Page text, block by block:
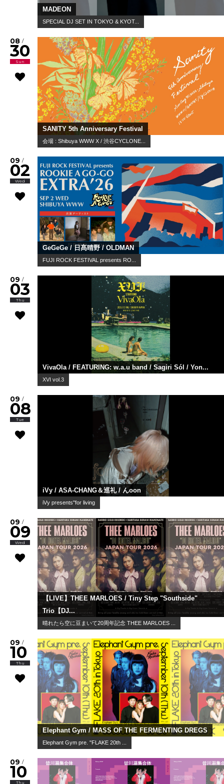
MADEON
SPECIAL DJ SET IN TOKYO & KYOT...
08 /
30
Sun
SANITY 5th Anniversary Festival
会場 : Shibuya WWW X / 渋谷CYCLONE...
09 /
02
Wed
GeGeGe / 日髙晴野 / OLDMAN
FUJI ROCK FESTIVAL presents RO...
09 /
03
Thu
VivaOla / FEATURING: w.a.u band / Sagiri Sól / Yon...
XVI vol.3
09 /
08
Tue
iVy / ASA-CHANG＆巡礼 / んoon
iVy presents"for living
09 /
09
Wed
【LIVE】THEE MARLOES / Tiny Step "Southside"
Trio【DJ...
晴れたら空に豆まいて20周年記念 THEE MARLOES ...
09 /
10
Thu
Elephant Gym / MASS OF THE FERMENTING DREGS
Elephant Gym pre. "FLAKE 20th ...
09 /
10
Thu